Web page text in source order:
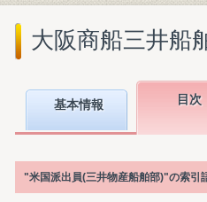
大阪商船三井船
基本情報 目次
"米国派出員(三井物産船舶部)"の索引